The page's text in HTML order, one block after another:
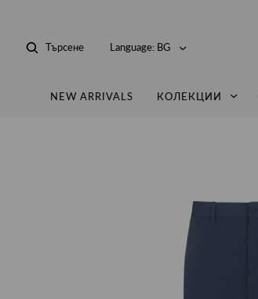
Търсене Language: BG
NEW ARRIVALS КОЛЕКЦИИ